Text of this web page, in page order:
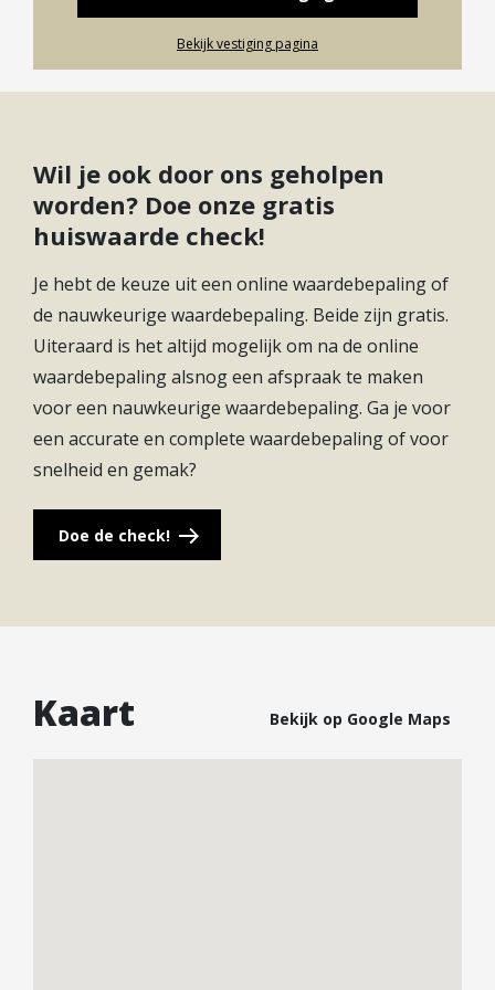
– Eindwoning met tuin op het westen;
– De woning is erg net bewoond;
– De ramen hebben HR++ glas en de cv-ketel is van
2025;
– De woning ligt centraal in Nieuwegein: op
loopafstand van winkelcentrum Muntplein en van
het openbaar vervoer;
-Utrecht ligt op steenworp afstand.
Oplevering: in overleg.
Interesse in dit huis? Schakel direct uw eigen NVM-
aankoopmakelaar in.
Adressen van collega NVM-aankoopmakelaars in
Soort(en) verwarming Cv Ketel
CV ketel bouwjaar 2025
Soort(en) warm water Cv Ketel
Bekijk vestiging pagina
Wil je ook door ons geholpen
worden? Doe onze gratis
huiswaarde check!
Je hebt de keuze uit een online waardebepaling of
de nauwkeurige waardebepaling. Beide zijn gratis.
Uiteraard is het altijd mogelijk om na de online
waardebepaling alsnog een afspraak te maken
voor een nauwkeurige waardebepaling. Ga je voor
een accurate en complete waardebepaling of voor
snelheid en gemak?
Doe de check!
Kaart Bekijk op Google Maps